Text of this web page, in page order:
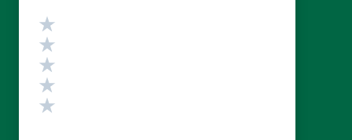
Valutazione